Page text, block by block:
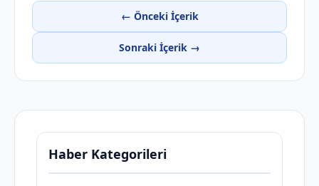
← Önceki İçerik
Sonraki İçerik →
Haber Kategorileri